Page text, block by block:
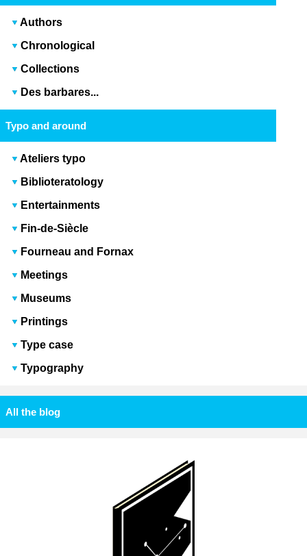
Authors
Chronological
Collections
Des barbares...
Typo and around
Ateliers typo
Biblioteratology
Entertainments
Fin-de-Siècle
Fourneau and Fornax
Meetings
Museums
Printings
Type case
Typography
All the blog